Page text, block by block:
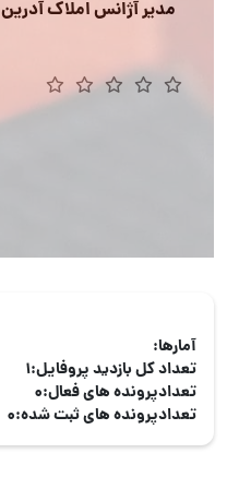
مدیر آژانس املاک آدرین
آمارها:
تعداد کل بازدید پروفایل:1
تعدادپرونده های فعال:0
تعدادپرونده های ثبت شده:0